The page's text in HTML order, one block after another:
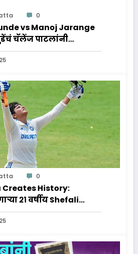
0
vs Manoj Jarange
चॅलेंज पाटलांनी
होणार?
0
History:
२१ वर्षीय Shefali
जिवनप्रवास क्रिकेट